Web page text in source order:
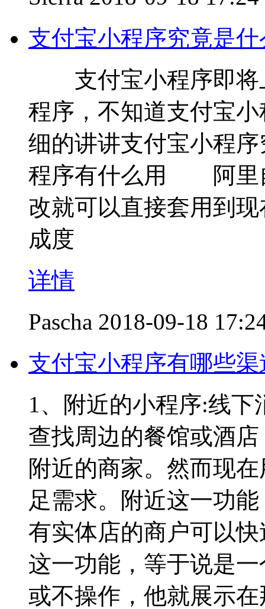
支付宝小程序究竟是
支付宝小程序即将
程序，不知道支付宝
细的讲讲支付宝小程
程序有什么用 阿里
改就可以直接套用到
成度
详情
Pascha 2018-09-18
支付宝小程序有哪些
1、附近的小程序:线
查找周边的餐馆或酒
附近的商家。然而现
足需求。附近这一功
有实体店的商户可以
这一功能，等于说是
或不操作，他就展示